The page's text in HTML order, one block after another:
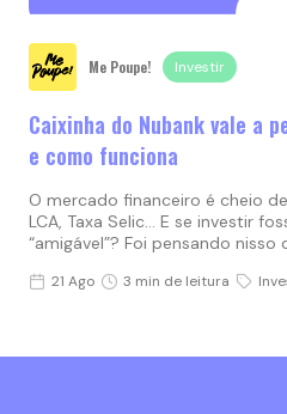
Me Poupe! Investir
Caixinha do Nubank vale a
e como funciona
O mercado financeiro é cheio
LCA, Taxa Selic… E se investir
“amigável”? Foi pensando nisso
21 Ago 3 min de leitura